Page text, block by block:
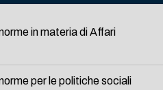
in materia di Affari
per le politiche sociali